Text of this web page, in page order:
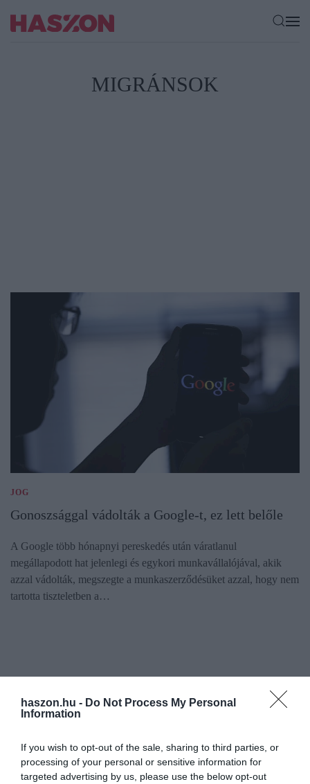
haszon.hu - Do Not Process My Personal
Information
If you wish to opt-out of the sale, sharing to third parties, or
processing of your personal or sensitive information for
targeted advertising by us, please use the below opt-out
MIGRÁNSOK
JOG
Gonoszsággal vádolták a Google-t, ez lett belőle
A Google több hónapnyi pereskedés után váratlanul
megállapodott hat jelenlegi és egykori munkavállalójával, akik
azzal vádolták, megszegte a munkaszerződésüket azzal, hogy nem
tartotta tiszteletben a…